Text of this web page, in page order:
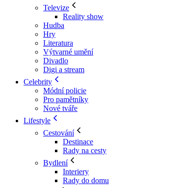
Televize
Reality show
Hudba
Hry
Literatura
Výtvarné umění
Divadlo
Digi a stream
Celebrity
Módní policie
Pro pamětníky
Nové tváře
Lifestyle
Cestování
Destinace
Rady na cesty
Bydlení
Interiery
Rady do domu